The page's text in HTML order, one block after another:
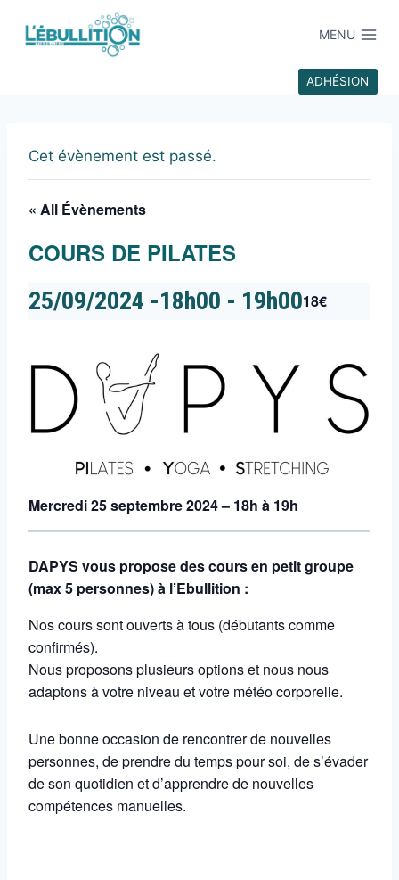
MENU
ADHÉSION
Cet évènement est passé.
« All Évènements
COURS DE PILATES
25/09/2024 -18h00 - 19h0018€
Mercredi 25 septembre 2024 – 18h à 19h
DAPYS vous propose des cours en petit groupe
(max 5 personnes) à l’Ebullition :
Nos cours sont ouverts à tous (débutants comme
confirmés).
Nous proposons plusieurs options et nous nous
adaptons à votre niveau et votre météo corporelle.
Une bonne occasion de rencontrer de nouvelles
personnes, de prendre du temps pour soi, de s’évader
de son quotidien et d’apprendre de nouvelles
compétences manuelles.